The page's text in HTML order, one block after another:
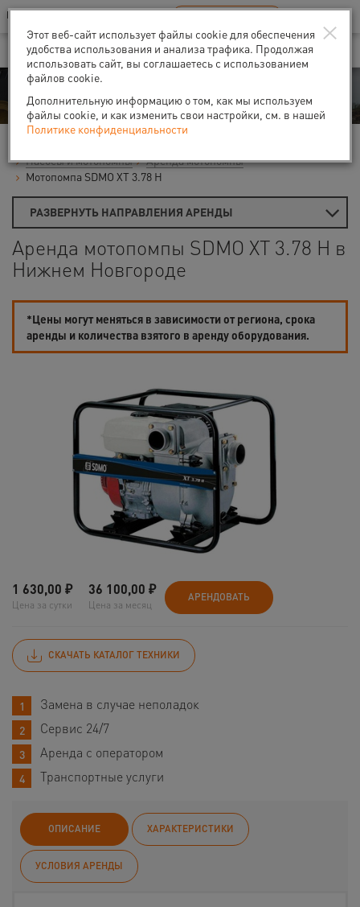
Ваш город:Нижний Новгород
В Вашем регионе нет наших офисов RU EN
Аренда
Насосы и мотопомпы
Аренда мотопомпы
Мотопомпа SDMO XT 3.78 H
РАЗВЕРНУТЬ НАПРАВЛЕНИЯ АРЕНДЫ
Аренда мотопомпы SDMO XT 3.78 H в
Нижнем Новгороде
*Цены могут меняться в зависимости от региона, срока
аренды и количества взятого в аренду оборудования.
1 630,00 ₽
Цена за сутки
36 100,00 ₽
Цена за месяц
АРЕНДОВАТЬ
СКАЧАТЬ КАТАЛОГ ТЕХНИКИ
Замена в случае неполадок
Сервис 24/7
Аренда с оператором
Транспортные услуги
ОПИСАНИЕ ХАРАКТЕРИСТИКИ
УСЛОВИЯ АРЕНДЫ
×
Этот веб-сайт использует файлы cookie для обеспечения
удобства использования и анализа трафика. Продолжая
использовать сайт, вы соглашаетесь с использованием
файлов cookie.
Дополнительную информацию о том, как мы используем
файлы cookie, и как изменить свои настройки, см. в нашей
Политике конфиденциальности